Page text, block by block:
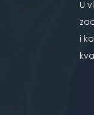
U
i